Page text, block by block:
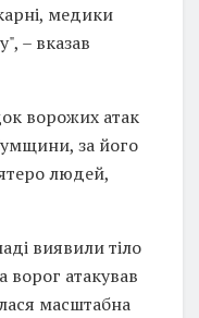
медики
– вказав
ворожих атак
за його
людей,
виявили тіло
ворог атакував
масштабна